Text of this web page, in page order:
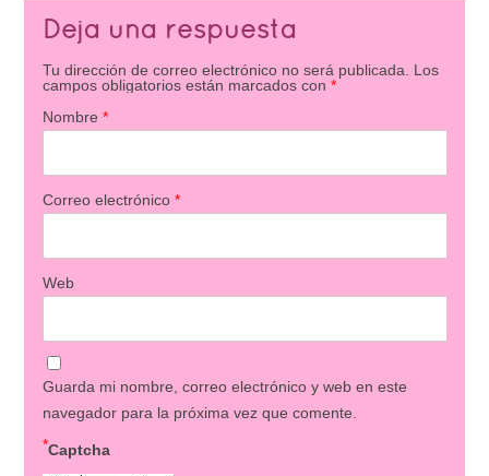
Deja una respuesta
Tu dirección de correo electrónico no será publicada. Los
campos obligatorios están marcados con *
Nombre *
Correo electrónico *
Web
Guarda mi nombre, correo electrónico y web en este
navegador para la próxima vez que comente.
Captcha
*